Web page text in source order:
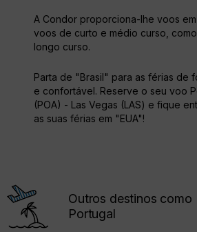
A Condor proporciona-lhe voos
voos de curto e médio curso,
longo curso.
Parta de "Brasil" para as férias de
e confortável. Reserve o seu voo
(POA) - Las Vegas (LAS) e fique
as suas férias em "EUA"!
Outros destinos como
Portugal